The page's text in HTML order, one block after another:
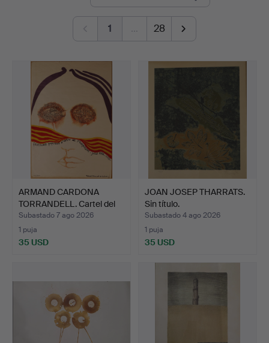
1 … 28
ARMAND CARDONA
TORRANDELL. Cartel del
"XV …
Subastado 7 ago 2026
1 puja
35 USD
JOAN JOSEP THARRATS.
Sin título.
Subastado 4 ago 2026
1 puja
35 USD